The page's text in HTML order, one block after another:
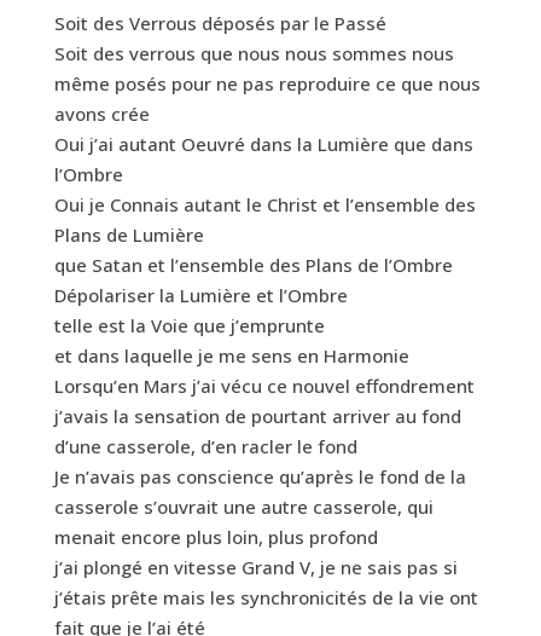
Soit des Verrous déposés par le Passé
Soit des verrous que nous nous sommes nous
même posés pour ne pas reproduire ce que nous
avons crée
Oui j’ai autant Oeuvré dans la Lumière que dans
l’Ombre
Oui je Connais autant le Christ et l’ensemble des
Plans de Lumière
que Satan et l’ensemble des Plans de l’Ombre
Dépolariser la Lumière et l’Ombre
telle est la Voie que j’emprunte
et dans laquelle je me sens en Harmonie
Lorsqu’en Mars j’ai vécu ce nouvel effondrement
j’avais la sensation de pourtant arriver au fond
d’une casserole, d’en racler le fond
Je n’avais pas conscience qu’après le fond de la
casserole s’ouvrait une autre casserole, qui
menait encore plus loin, plus profond
j’ai plongé en vitesse Grand V, je ne sais pas si
j’étais prête mais les synchronicités de la vie ont
fait que je l’ai été